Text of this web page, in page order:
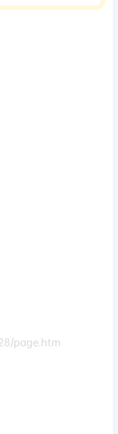
page.htm